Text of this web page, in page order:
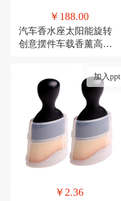
￥188.00
汽车香水座太阳能旋转
创意摆件车载香薰高档
加入ppt
￥2.36